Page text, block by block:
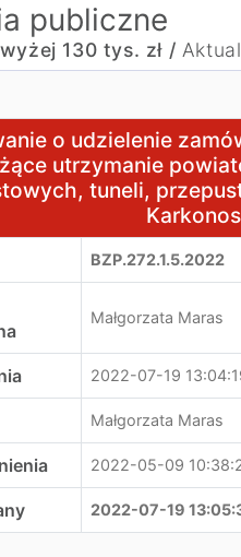
publiczne
130 tys. zł /
o udzielenie zamówienia
o udzielenie
utrzymanie
tuneli,
BZP.272.1.5.2022
Małgorzata Maras
2022-07-19
Małgorzata Maras
2022-05-09
2022-07-19